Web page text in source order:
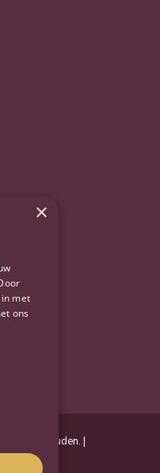
voorbehouden. |
×
met
ons